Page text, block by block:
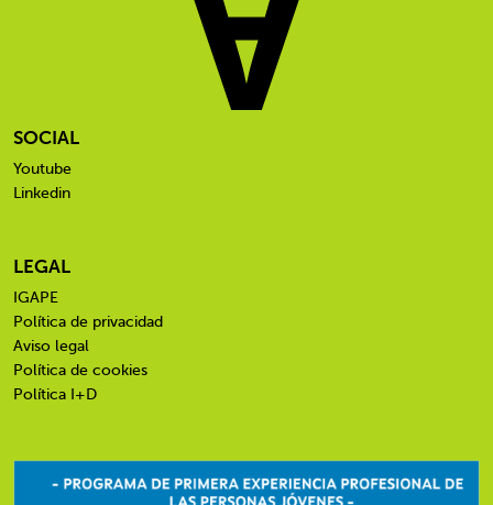
SOCIAL
Youtube
Linkedin
LEGAL
IGAPE
Política de privacidad
Aviso legal
Política de cookies
Política I+D